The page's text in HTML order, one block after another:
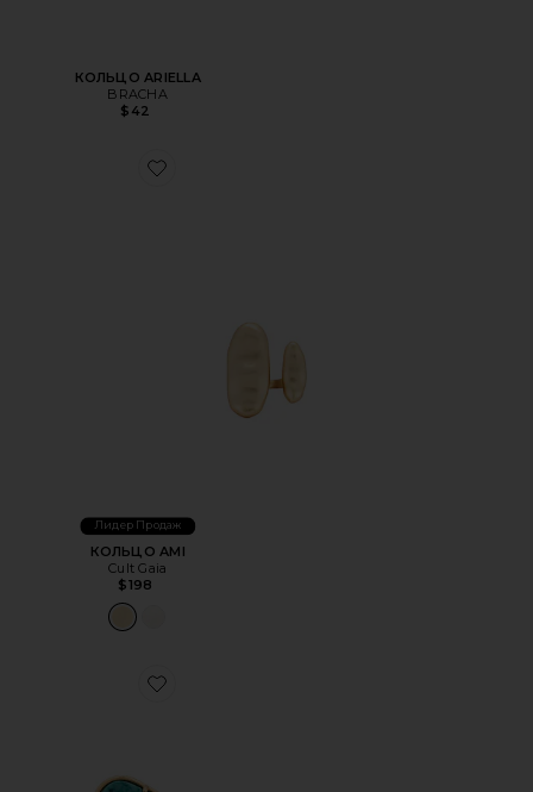
КОЛЬЦО ARIELLA
BRACHA
$42
Favorite КОЛЬЦО AMI
Лидер Продаж
КОЛЬЦО AMI
Cult Gaia
$198
Favorite ОРИГИНАЛЬНОЕ КОЛЬЦО BOLD